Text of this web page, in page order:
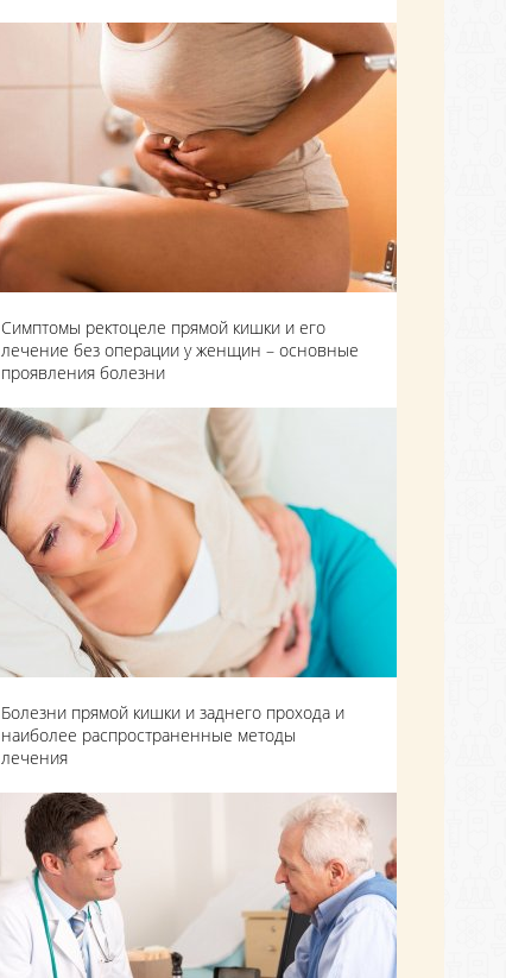
Симптомы ректоцеле прямой кишки и его
лечение без операции у женщин – основные
проявления болезни
Болезни прямой кишки и заднего прохода и
наиболее распространенные методы
лечения